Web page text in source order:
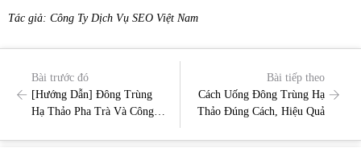
Tác giả: Công Ty Dịch Vụ SEO Việt Nam
Bài trước đó
[Hướng Dẫn] Đông Trùng
Hạ Thảo Pha Trà Và Công
Bài tiếp theo
Cách Uống Đông Trùng Hạ
Thảo Đúng Cách, Hiệu Quả